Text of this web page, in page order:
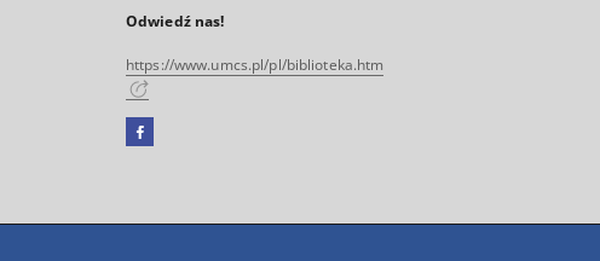
Odwiedź nas!
https://www.umcs.pl/pl/biblioteka.htm
Facebook
się